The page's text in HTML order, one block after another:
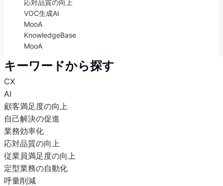
応対品質の向上
VOC生成AI
MooA
KnowledgeBase
MooA
キーワードから探す
CX
AI
顧客満足度の向上
自己解決の促進
業務効率化
応対品質の向上
従業員満足度の向上
定型業務の自動化
呼量削減